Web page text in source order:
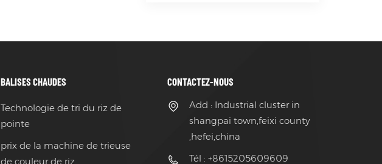
BALISES CHAUDES
Technologie de tri du riz de
pointe
prix de la machine de trieuse
de couleur de riz
CONTACTEZ-NOUS
Add : Industrial cluster in
shangpai town,feixi county
,hefei,china
Tél : +8615205609609